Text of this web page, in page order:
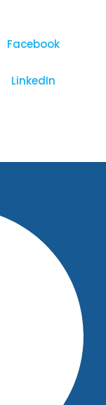
Facebook
LinkedIn